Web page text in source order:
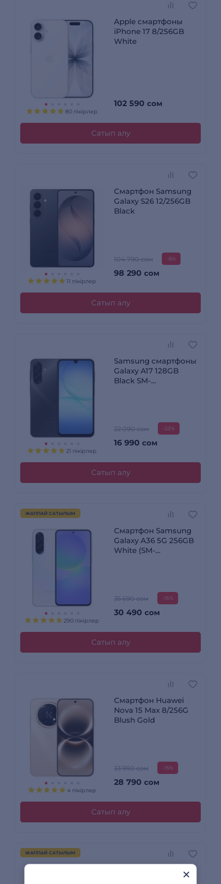
80 пікірлер
Apple смартфоны
iPhone 17 8/256GB
White
102 590 сом
Сатып алу
11 пікірлер
Смартфон Samsung
Galaxy S26 12/256GB
Black
104 790 сом -6%
98 290 сом
Сатып алу
21 пікірлер
Samsung смартфоны
Galaxy A17 128GB
Black SM-
22 090 сом -23%
16 990 сом
Сатып алу
ЖАППАЙ САТЫЛЫМ
290 пікірлер
Смартфон Samsung
Galaxy A36 5G 256GB
White (SM-
35 690 сом -15%
30 490 сом
Сатып алу
4 пікірлер
Смартфон Huawei
Nova 15 Max 8/256G
Blush Gold
33 990 сом -15%
28 790 сом
Сатып алу
ЖАППАЙ САТЫЛЫМ